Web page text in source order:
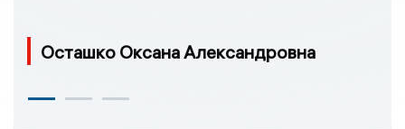
Осташко Оксана Александровна